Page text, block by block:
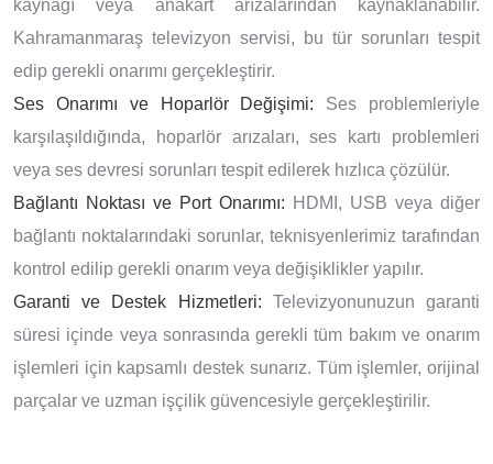
kaynağı veya anakart arızalarından kaynaklanabilir.
Kahramanmaraş televizyon servisi, bu tür sorunları tespit
edip gerekli onarımı gerçekleştirir.
Ses Onarımı ve Hoparlör Değişimi: Ses problemleriyle
karşılaşıldığında, hoparlör arızaları, ses kartı problemleri
veya ses devresi sorunları tespit edilerek hızlıca çözülür.
Bağlantı Noktası ve Port Onarımı: HDMI, USB veya diğer
bağlantı noktalarındaki sorunlar, teknisyenlerimiz tarafından
kontrol edilip gerekli onarım veya değişiklikler yapılır.
Garanti ve Destek Hizmetleri: Televizyonunuzun garanti
süresi içinde veya sonrasında gerekli tüm bakım ve onarım
işlemleri için kapsamlı destek sunarız. Tüm işlemler, orijinal
parçalar ve uzman işçilik güvencesiyle gerçekleştirilir.